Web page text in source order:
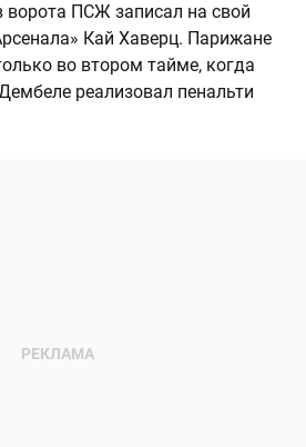
ворота ПСЖ записал на свой
Кай Хаверц. Парижане
во втором тайме, когда
реализовал пенальти